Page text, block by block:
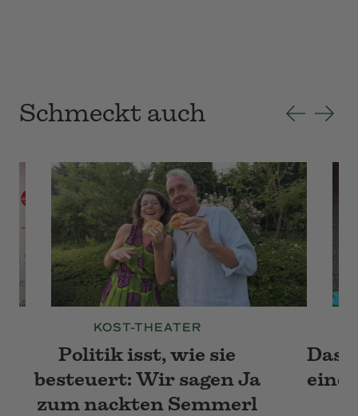
Schmeckt auch VorherigeNächste
KOST-THEATER
Politik isst, wie sie
besteuert: Wir sagen Ja
zum nackten Semmerl
Das
eine